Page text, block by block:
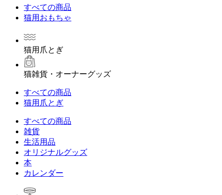
すべての商品
猫用おもちゃ
猫用爪とぎ
猫雑貨・オーナーグッズ
すべての商品
猫用爪とぎ
すべての商品
雑貨
生活用品
オリジナルグッズ
本
カレンダー